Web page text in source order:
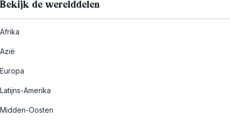
Bekijk de werelddelen
Afrika
Azië
Europa
Latijns-Amerika
Midden-Oosten